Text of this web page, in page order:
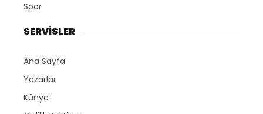
Spor
SERVİSLER
Ana Sayfa
Yazarlar
Künye